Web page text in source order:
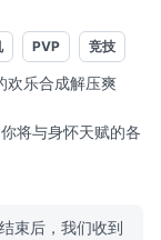
PVP 竞技
欢乐合成解压爽
将与身怀天赋的各
的武器道具任你
束后，我们收到